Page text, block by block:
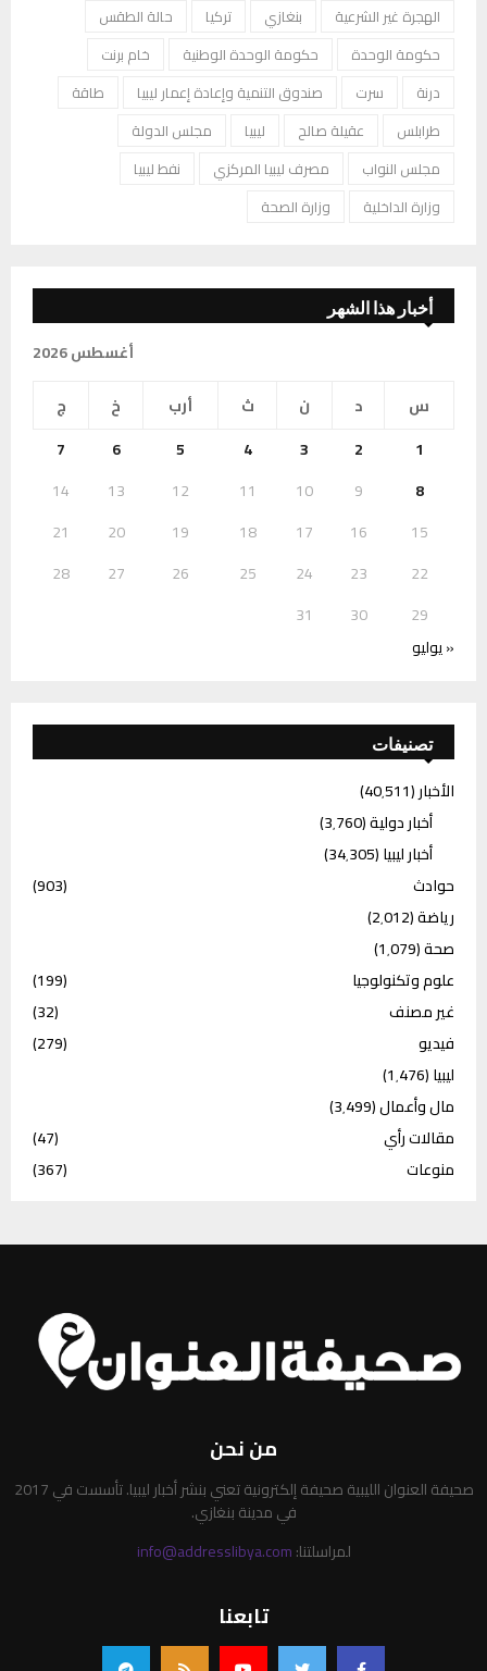
الهجرة غير الشرعية
بنغازي تركيا
حالة الطقس
حكومة الوحدة
حكومة الوحدة الوطنية
خام برنت
درنة
سرت صندوق التنمية وإعادة إعمار ليبيا
طاقة
طرابلس
عقيلة صالح ليبيا
مجلس الدولة
مجلس النواب
مصرف ليبيا المركزي
نفط ليبيا
وزارة الداخلية
وزارة الصحة
أخبار هذا الشهر
أغسطس 2026
س
د ن ث أرب خ
ج
1
2
3
4
5
6
7
8
9
10
11
12
13
14
15
16
17
18
19
20
21
22
23
24
25
26
27
28
29
30
31
« يوليو
تصنيفات
الأخبار(40٬511)
أخبار دولية(3٬760)
أخبار ليبيا(34٬305)
حوادث
(903)
رياضة(2٬012)
صحة(1٬079)
علوم وتكنولوجيا
(199)
غير مصنف
(32)
فيديو
(279)
ليبيا(1٬476)
مال وأعمال(3٬499)
مقالات رأي
(47)
منوعات
(367)
من نحن
صحيفة العنوان الليبية صحيفة إلكترونية تعني بنشر أخبار ليبيا. تأسست في 2017
في مدينة بنغازي.
لمراسلتنا:info@addresslibya.com
تابعنا